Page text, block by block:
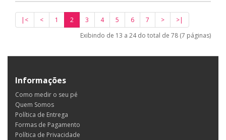
|< < 1 2 3 4 5 6 7 >
>|
Exibindo de 13 a 24 do total de 78 (7 páginas)
Informações
Como medir o seu pé
Quem Somos
Política de Entrega
Formas de Pagamento
Política de Privacidade